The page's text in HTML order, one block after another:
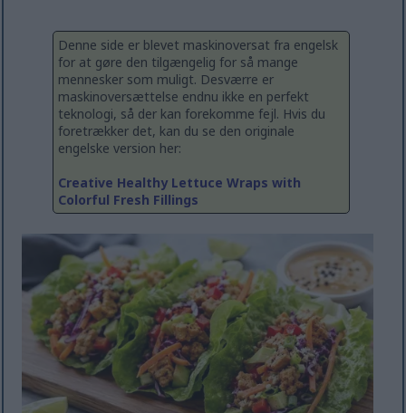
Denne side er blevet maskinoversat fra engelsk
for at gøre den tilgængelig for så mange
mennesker som muligt. Desværre er
maskinoversættelse endnu ikke en perfekt
teknologi, så der kan forekomme fejl. Hvis du
foretrækker det, kan du se den originale
engelske version her:
Creative Healthy Lettuce Wraps with
Colorful Fresh Fillings